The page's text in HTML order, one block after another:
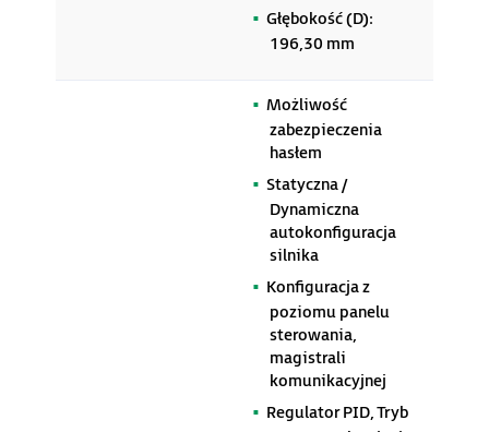
Głębokość (D):
196,30 mm
Możliwość
zabezpieczenia
hasłem
Statyczna /
Dynamiczna
autokonfiguracja
silnika
Konfiguracja z
poziomu panelu
sterowania,
magistrali
komunikacyjnej
Regulator PID, Tryb